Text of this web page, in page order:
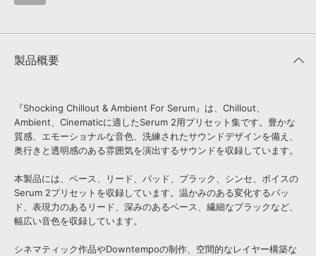
製品概要
『Shocking Chillout & Ambient For Serum』は、Chillout、
Ambient、Cinematicに適したSerum 2用プリセット集です。豊かな
質感、エモーショナルな音色、洗練されたサウンドデザインを備え、
奥行きと透明感のある雰囲気を演出するサウンドを収録しています。
本製品には、ベース、リード、パッド、プラック、シンセ、ボイスの
Serum 2プリセットを収録しています。温かみのある変化するパッ
ド、表現力のあるリード、深みのあるベース、繊細なプラックなど、
幅広い音色を収録しています。
シネマティック作品やDowntempoの制作、空間的なレイヤー構築な